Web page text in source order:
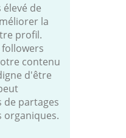
de
la
profil.
followers
contenu
d'être
de partages